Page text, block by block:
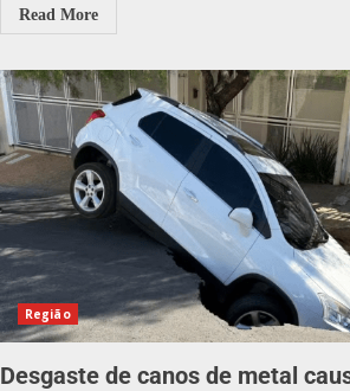
Read More
Região
Desgaste de canos de metal